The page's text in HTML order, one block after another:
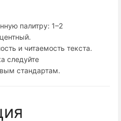
палитру: 1–2
и читаемость текста.
следуйте
стандартам.